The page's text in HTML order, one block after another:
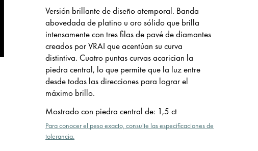
Versión brillante de diseño atemporal. Banda
abovedada de platino u oro sólido que brilla
intensamente con tres filas de pavé de diamantes
creados por VRAI que acentúan su curva
distintiva. Cuatro puntas curvas acarician la
piedra central, lo que permite que la luz entre
desde todas las direcciones para lograr el
máximo brillo.
Mostrado con piedra central de: 1,5 ct
Para conocer el peso exacto, consulte las especificaciones de
tolerancia.